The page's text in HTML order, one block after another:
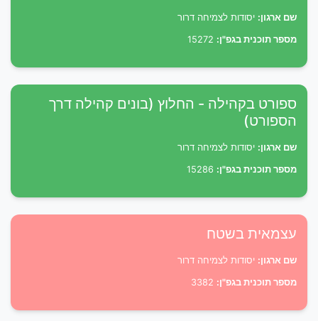
שם ארגון: יסודות לצמיחה דרור
מספר תוכנית בגפ"ן:
ספורט בקהילה - החלוץ (בונים קהילה דרך
הספורט)
שם ארגון: יסודות לצמיחה דרור
מספר תוכנית בגפ"ן:
עצמאית בשטח
שם ארגון: יסודות לצמיחה דרור
מספר תוכנית בגפ"ן: